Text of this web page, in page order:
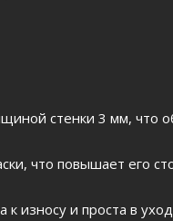
стенки 3 мм, что
что повышает его
к износу и проста в